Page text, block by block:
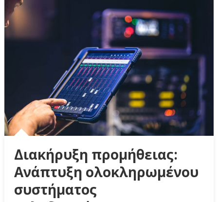
Διακήρυξη προμήθειας:
Ανάπτυξη ολοκληρωμένου
συστήματος